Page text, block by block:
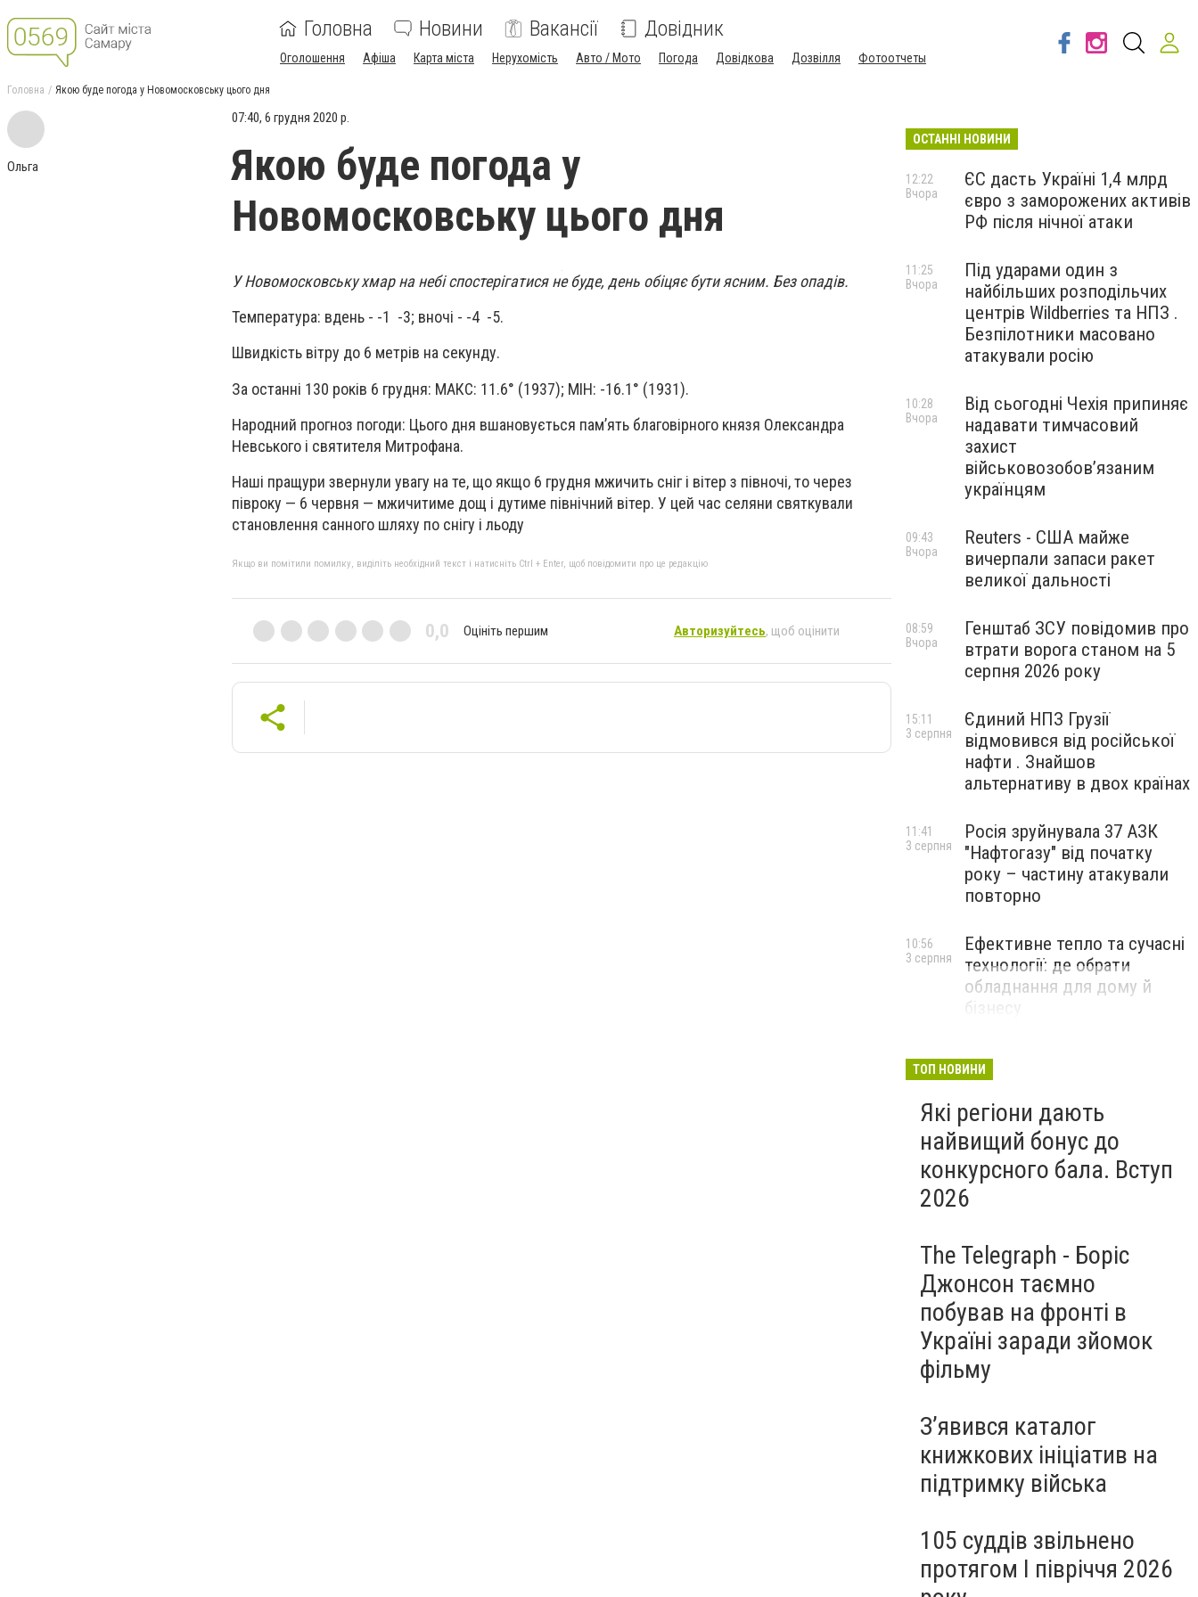
Головна Новини Вакансії Довідник
Оголошення Афіша Карта міста Нерухомість Авто / Мото Погода Довідкова Дозвілля Фотоотчеты
Головна Якою буде погода у Новомосковську цього дня
Ольга
07:40, 6 грудня 2020 р.
Якою буде погода у
Новомосковську цього дня
У Новомосковську хмар на небі спостерігатися не буде, день обіцяє бути ясним. Без опадів.
Температура: вдень - -1 -3; вночі - -4 -5.
Швидкість вітру до 6 метрів на секунду.
За останні 130 років 6 грудня: МАКС: 11.6° (1937); МІН: -16.1° (1931).
Народний прогноз погоди: Цього дня вшановується пам’ять благовірного князя Олександра
Невського і святителя Митрофана.
Наші пращури звернули увагу на те, що якщо 6 грудня мжичить сніг і вітер з півночі, то через
півроку — 6 червня — мжичитиме дощ і дутиме північний вітер. У цей час селяни святкували
становлення санного шляху по снігу і льоду
Якщо ви помітили помилку, виділіть необхідний текст і натисніть Ctrl + Enter, щоб повідомити про це редакцію
0,0 Оцініть першим Авторизуйтесь, щоб оцінити
ОСТАННІ НОВИНИ
ЄС дасть Україні 1,4 млрд
євро з заморожених активів
РФ після нічної атаки
12:22
Вчора
Під ударами один з
найбільших розподільчих
центрів Wildberries та НПЗ .
Безпілотники масовано
атакували росію
11:25
Вчора
Від сьогодні Чехія припиняє
надавати тимчасовий
захист
військовозобов’язаним
українцям
10:28
Вчора
Reuters - США майже
вичерпали запаси ракет
великої дальності
09:43
Вчора
Генштаб ЗСУ повідомив про
втрати ворога станом на 5
серпня 2026 року
08:59
Вчора
Єдиний НПЗ Грузії
відмовився від російської
нафти . Знайшов
альтернативу в двох країнах
15:11
3 серпня
Росія зруйнувала 37 АЗК
"Нафтогазу" від початку
року – частину атакували
повторно
11:41
3 серпня
Ефективне тепло та сучасні
технології: де обрати
обладнання для дому й
бізнесу
10:56
3 серпня
ТОП НОВИНИ
Які регіони дають
найвищий бонус до
конкурсного бала. Вступ
2026
The Telegraph - Боріс
Джонсон таємно
побував на фронті в
Україні заради зйомок
фільму
З’явився каталог
книжкових ініціатив на
підтримку війська
105 суддів звільнено
протягом I півріччя 2026